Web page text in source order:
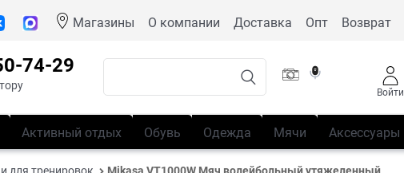
Магазины О компании Доставка Опт Возврат
74-29
Войти
Активный отдых Обувь Одежда Мячи Аксессуары